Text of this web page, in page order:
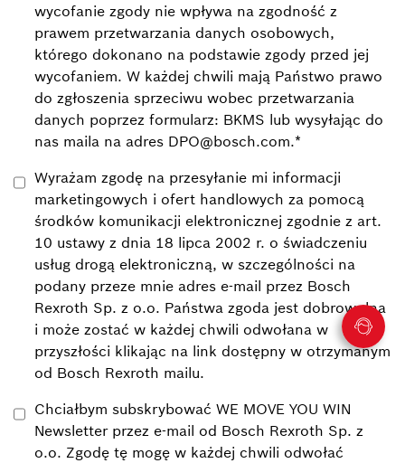
wycofanie zgody nie wpływa na zgodność z
prawem przetwarzania danych osobowych,
którego dokonano na podstawie zgody przed jej
wycofaniem. W każdej chwili mają Państwo prawo
do zgłoszenia sprzeciwu wobec przetwarzania
danych poprzez formularz: BKMS lub wysyłając do
nas maila na adres DPO@bosch.com.*
Wyrażam zgodę na przesyłanie mi informacji
marketingowych i ofert handlowych za pomocą
środków komunikacji elektronicznej zgodnie z art.
10 ustawy z dnia 18 lipca 2002 r. o świadczeniu
usług drogą elektroniczną, w szczególności na
podany przeze mnie adres e-mail przez Bosch
Rexroth Sp. z o.o. Państwa zgoda jest dobrowolna
i może zostać w każdej chwili odwołana w
przyszłości klikając na link dostępny w otrzymanym
od Bosch Rexroth mailu.
Chciałbym subskrybować WE MOVE YOU WIN
Newsletter przez e-mail od Bosch Rexroth Sp. z
o.o. Zgodę tę mogę w każdej chwili odwołać